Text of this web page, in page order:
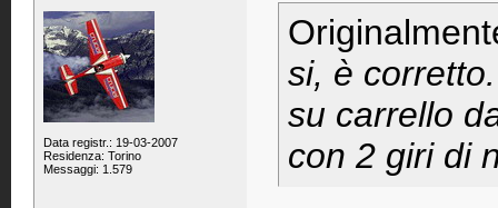
Data registr.: 19-03-2007
Residenza: Torino
Messaggi: 1.579
si, è
su carrello
con 2 giri di